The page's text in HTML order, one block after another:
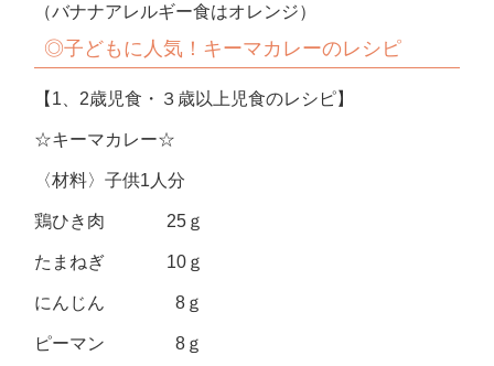
（バナナアレルギー食はオレンジ）
◎子どもに人気！キーマカレーのレシピ
【1、2歳児食・３歳以上児食のレシピ】
☆キーマカレー☆
〈材料〉子供1人分
鶏ひき肉 25ｇ
たまねぎ 10ｇ
にんじん 8ｇ
ピーマン 8ｇ